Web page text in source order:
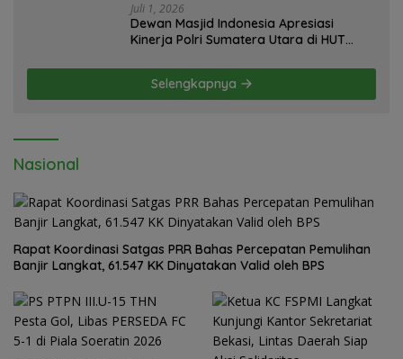
Juli 1, 2026
Dewan Masjid Indonesia Apresiasi
Kinerja Polri Sumatera Utara di HUT
Narkoba
Selengkapnya
Nasional
Rapat Koordinasi Satgas PRR Bahas Percepatan Pemulihan
Banjir Langkat, 61.547 KK Dinyatakan Valid oleh BPS